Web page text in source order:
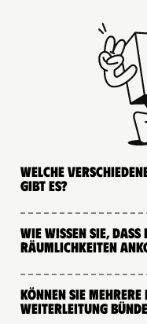
Welche
gibt es?
Wie wissen Sie,
Räumlichkeiten
Können Sie
Weiterleitung